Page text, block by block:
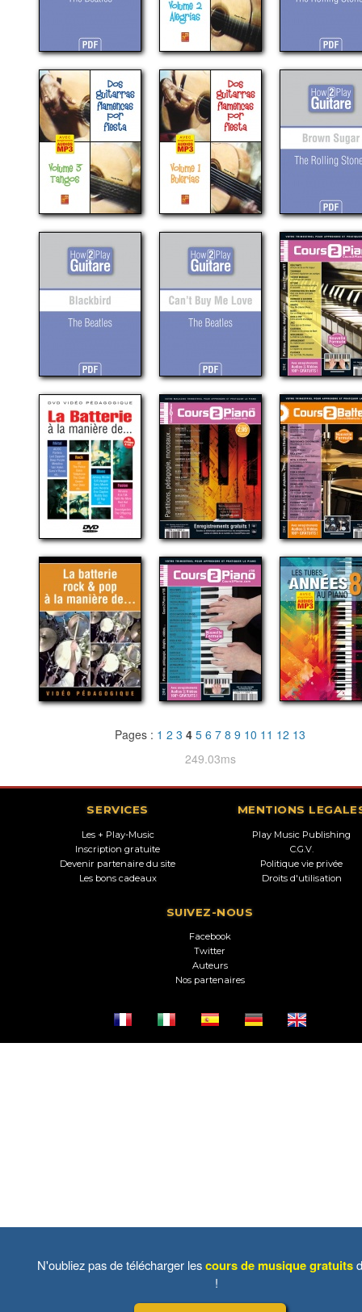
Pages : 1 2 3 4 5 6 7 8 9 10 11 12 13
249.03ms
SERVICES
Les + Play-Music
Inscription gratuite
Devenir partenaire du site
Les bons cadeaux
MENTIONS
Play Music Publishing
C.G.V.
Politique vie privée
Droits d'utilisation
SUIVEZ-NOUS
Facebook
Twitter
Auteurs
Nos partenaires
N'oubliez pas de télécharger lescours de musique gratuits
!